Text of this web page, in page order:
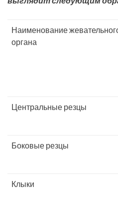
Наименование
органа
Центральные резцы
Боковые резцы
Клыки